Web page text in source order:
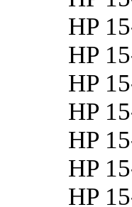
HP
HP
HP
HP
HP
HP
HP